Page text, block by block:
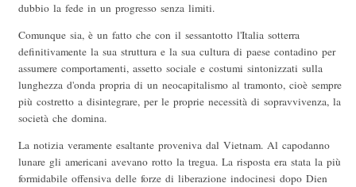
dubbio la fede in un progresso senza limiti.
Comunque sia, è un fatto che con il sessantotto l'Italia sotterra
definitivamente la sua struttura e la sua cultura di paese contadino per
assumere comportamenti, assetto sociale e costumi sintonizzati sulla
lunghezza d'onda propria di un neocapitalismo al tramonto, cioè sempre
più costretto a disintegrare, per le proprie necessità di sopravvivenza, la
società che domina.
La notizia veramente esaltante proveniva dal Vietnam. Al capodanno
lunare gli americani avevano rotto la tregua. La risposta era stata la più
formidabile offensiva delle forze di liberazione indocinesi dopo Dien